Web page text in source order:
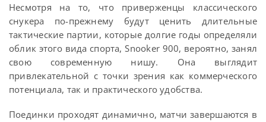
Несмотря на то, что приверженцы классического
снукера по-прежнему будут ценить длительные
тактические партии, которые долгие годы определяли
облик этого вида спорта, Snooker 900, вероятно, занял
свою современную нишу. Она выглядит
привлекательной с точки зрения как коммерческого
потенциала, так и практического удобства.
Поединки проходят динамично, матчи завершаются в